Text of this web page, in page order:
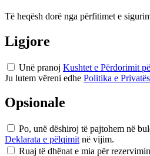
Të heqësh dorë nga përfitimet e
Ligjore
Unë pranoj Kushtet e Përdorimit
Ju lutem vëreni edhe Politika e
Opsionale
Po, unë dëshiroj të pajtohem në
Deklarata e pëlqimit në vijim.
Ruaj të dhënat e mia për